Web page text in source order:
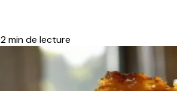
2 min de lecture